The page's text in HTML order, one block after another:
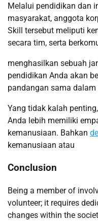
Melalui pendidikan dan
masyarakat, anggota
Skill tersebut meliputi
secara tim, serta
menghasilkan sebuah
pendidikan Anda akan
pandangan sama
Yang tidak kalah
Anda lebih memiliki
kemanusiaan. Bahkan
kemanusiaan atau
Conclusion
Being a member of
volunteer; it requires
changes within the